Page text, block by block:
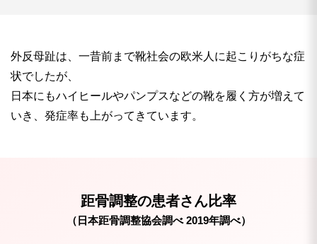
外反母趾は、一昔前まで靴社会の欧米人に起こりがちな症
状でしたが、
日本にもハイヒールやパンプスなどの靴を履く方が増えて
いき、発症率も上がってきています。
距骨調整の患者さん比率
（日本距骨調整協会調べ 2019年調べ）